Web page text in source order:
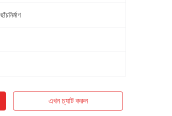
এখন চ্যাট করুন